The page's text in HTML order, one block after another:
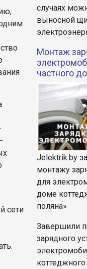
сети
случаях
выносной
Монтаж
частного
Jelektrik.by
монтажу
для
доме
поляна»
Завершили
зарядного